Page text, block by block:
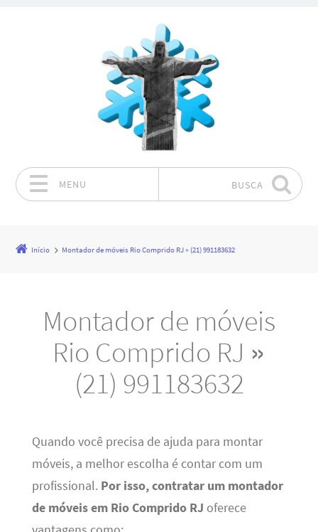
MENU BUSCA
Início Montador de móveis Rio Comprido RJ » (21) 991183632
Montador de móveis
Rio Comprido RJ »
(21) 991183632
Quando você precisa de ajuda para montar
móveis, a melhor escolha é contar com um
profissional. Por isso, contratar um montador
de móveis em Rio Comprido RJ oferece